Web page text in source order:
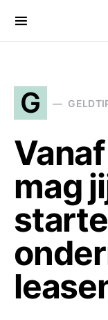
Search for:
G
mag